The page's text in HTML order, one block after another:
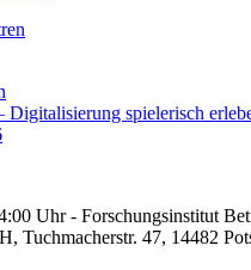
Digitalisierung spielerisch
Uhr - Forschungsinstitut
Tuchmacherstr. 47, 14482